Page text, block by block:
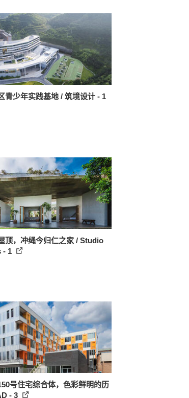
青少年实践基地 / 筑境设计 - 1
顶，冲绳今归仁之家 / Studio
- 1
号住宅综合体，色彩鲜明的历
- 3